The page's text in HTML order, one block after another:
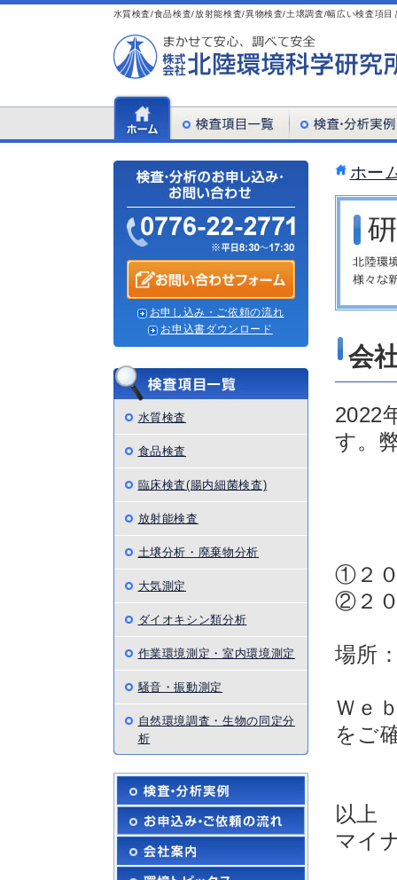
水質検査/食品検査/放射能検査/異物検査/土壌調査/幅広い検査項
ホー
会
2022
す。
①２
②２
場所
Ｗｅ
をご
以上
マイ
お申し込み・ご依頼の流れ
お申込書ダウンロード
水質検査
食品検査
臨床検査(腸内細菌検査)
放射能検査
土壌分析・廃棄物分析
大気測定
ダイオキシン類分析
作業環境測定・室内環境測定
騒音・振動測定
自然環境調査・生物の同定分
析